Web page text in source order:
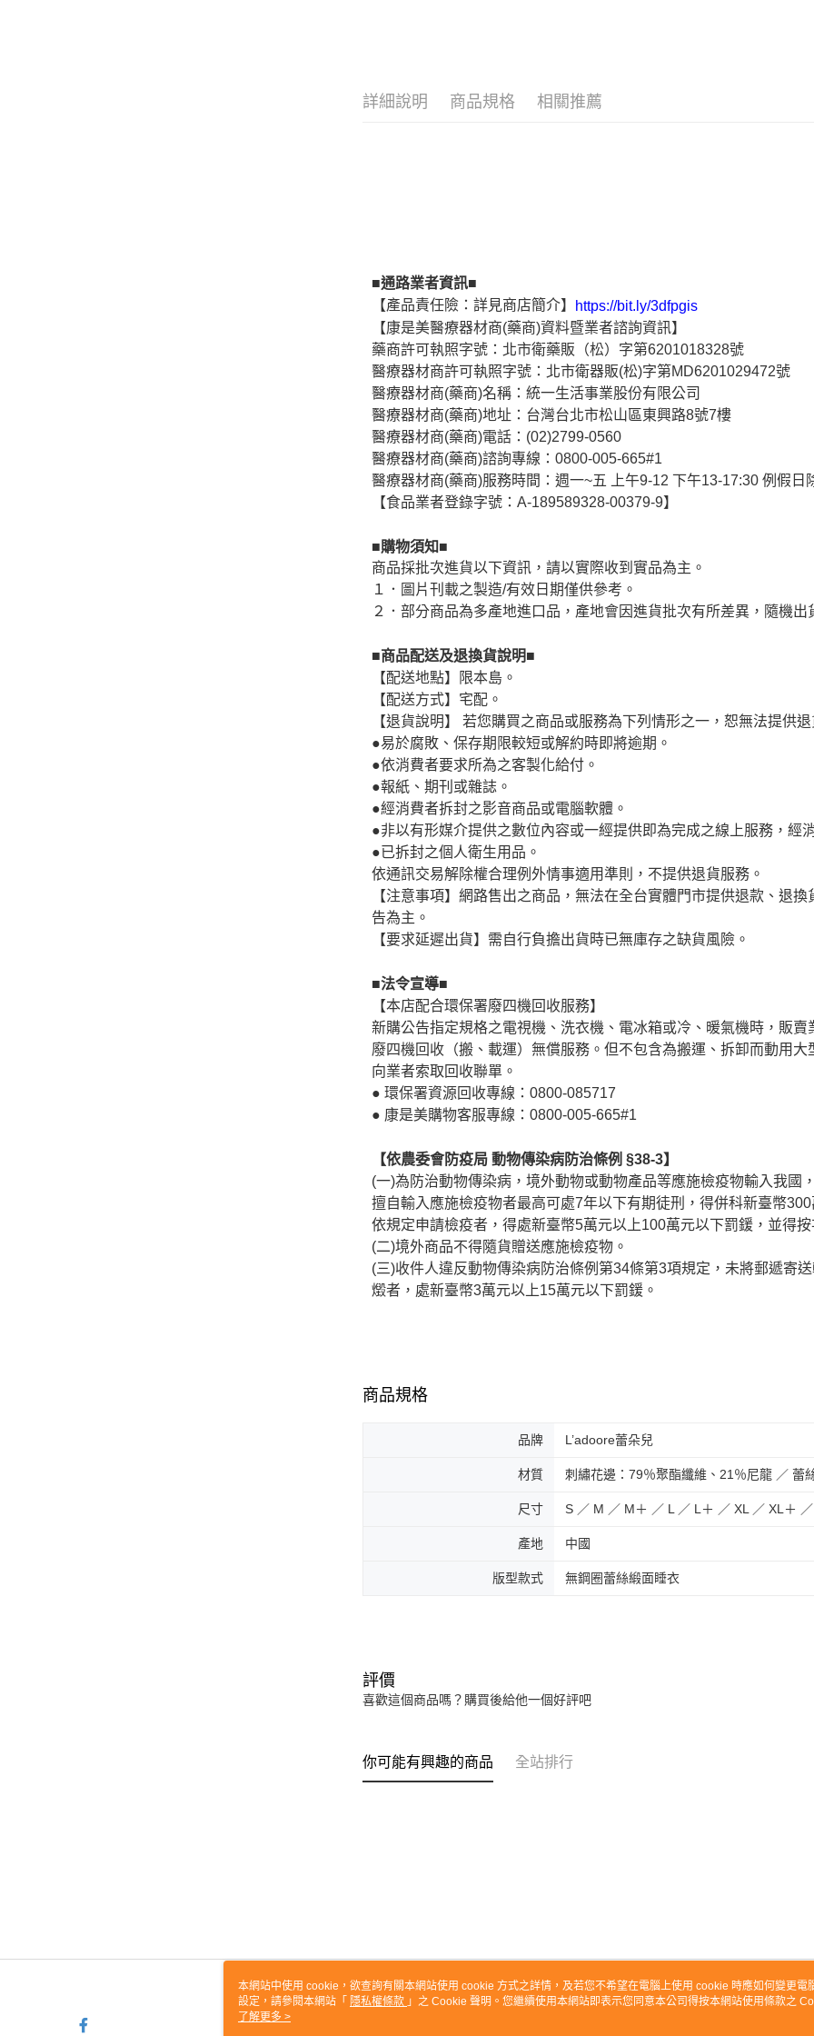
詳細說明 商品規格 相關推薦
■通路業者資訊■
【產品責任險：詳見商店簡介】
https://bit.ly/3dfpgis
【康是美醫療器材商(藥商)資料暨業者諮詢資訊】
藥商許可執照字號：北市衛藥販（松）字第6201018328號
醫療器材商許可執照字號：北市衛器販(松)字第MD6201029472號
醫療器材商(藥商)名稱：統一生活事業股份有限公司
醫療器材商(藥商)地址：台灣台北市松山區東興路8號7樓
醫療器材商(藥商)電話：(02)2799-0560
醫療器材商(藥商)諮詢專線：0800-005-665#1
醫療器材商(藥商)服務時間：週一~五 上午9-12 下午13-17:30 例假日
【食品業者登錄字號：A-189589328-00379-9】
■購物須知■
商品採批次進貨以下資訊，請以實際收到實品為主。
１．圖片刊載之製造/有效日期僅供參考。
２．部分商品為多產地進口品，產地會因進貨批次有所差異，隨機出
■商品配送及退換貨說明■
【配送地點】限本島。
【配送方式】宅配。
【退貨說明】 若您購買之商品或服務為下列情形之一，恕無法提供退
●易於腐敗、保存期限較短或解約時即將逾期。
●依消費者要求所為之客製化給付。
●報紙、期刊或雜誌。
●經消費者拆封之影音商品或電腦軟體。
●非以有形媒介提供之數位內容或一經提供即為完成之線上服務，經
●已拆封之個人衛生用品。
依通訊交易解除權合理例外情事適用準則，不提供退貨服務。
【注意事項】網路售出之商品，無法在全台實體門市提供退款、退
告為主。
【要求延遲出貨】需自行負擔出貨時已無庫存之缺貨風險。
■法令宣導■
【本店配合環保署廢四機回收服務】
新購公告指定規格之電視機、洗衣機、電冰箱或冷、暖氣機時，販
廢四機回收（搬、載運）無償服務。但不包含為搬運、拆卸而動用
向業者索取回收聯單。
● 環保署資源回收專線：0800-085717
● 康是美購物客服專線：0800-005-665#1
【依農委會防疫局 動物傳染病防治條例 §38-3】
(一)為防治動物傳染病，境外動物或動物產品等應施檢疫物輸入我國
擅自輸入應施檢疫物者最高可處7年以下有期徒刑，得併科新臺幣
依規定申請檢疫者，得處新臺幣5萬元以上100萬元以下罰鍰，並得按
(二)境外商品不得隨貨贈送應施檢疫物。
(三)收件人違反動物傳染病防治條例第34條第3項規定，未將郵遞寄
燬者，處新臺幣3萬元以上15萬元以下罰鍰。
商品規格
品牌 L’adoore蕾朵兒
材質 刺繡花邊：79％聚酯纖維、21％尼龍 ／ 蕾
尺寸 S ／ M ／ M＋ ／ L ／ L＋ ／ XL ／ XL＋ ／
產地 中國
版型款式 無鋼圈蕾絲緞面睡衣
評價
喜歡這個商品嗎？購買後給他一個好評吧
你可能有興趣的商品 全站排行
關於我們 客服資訊
本網站中使用 cookie，欲查詢有關本網站使用 cookie 方式之詳情，及若您不希望在電腦上使用 cookie 時應如何變更電
設定，請參閱本網站「 隱私權條款 」之 Cookie 聲明。您繼續使用本網站即表示您同意本公司得按本網站使用條款之
使用 cookie。
了解更多 >